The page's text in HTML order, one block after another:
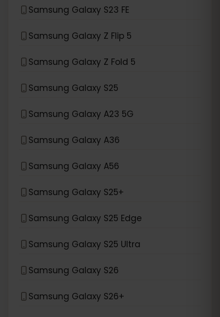
Samsung Galaxy S23 FE
Samsung Galaxy Z Flip 5
Samsung Galaxy Z Fold 5
Samsung Galaxy S25
Samsung Galaxy A23 5G
Samsung Galaxy A36
Samsung Galaxy A56
Samsung Galaxy S25+
Samsung Galaxy S25 Edge
Samsung Galaxy S25 Ultra
Samsung Galaxy S26
Samsung Galaxy S26+